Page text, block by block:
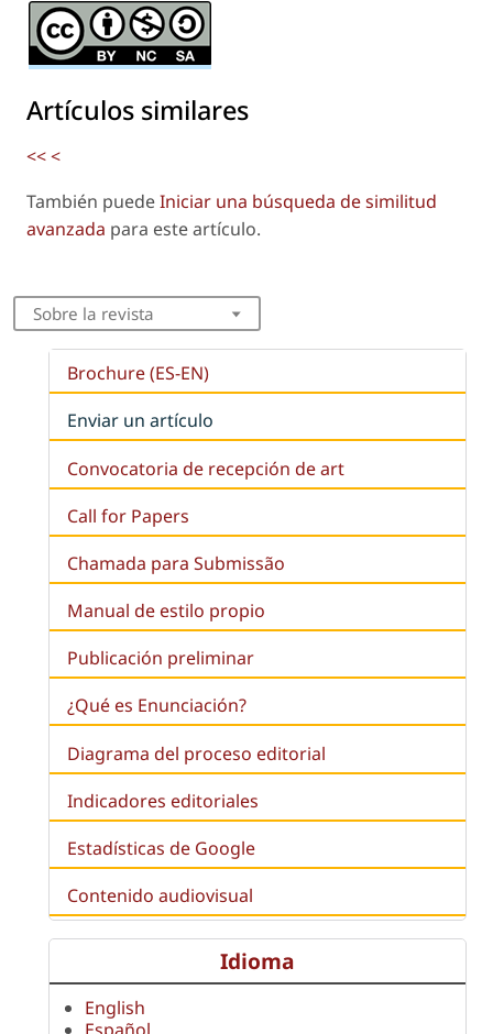
Artículos similares
<<<
También puedeIniciar una búsqueda de similitud
avanzada para este artículo.
Sobre la revista
Brochure (ES-EN)
Enviar un artículo
Convocatoria de recepción de art
Call for Papers
Chamada para Submissão
Manual de estilo propio
Publicación preliminar
¿Qué es Enunciación?
Diagrama del proceso editorial
Indicadores editoriales
Estadísticas de Google
Contenido audiovisual
Idioma
English
Español